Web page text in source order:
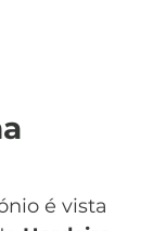
é vista